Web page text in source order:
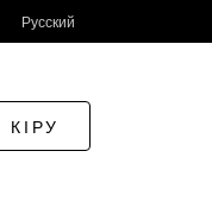
Русский
КІРУ